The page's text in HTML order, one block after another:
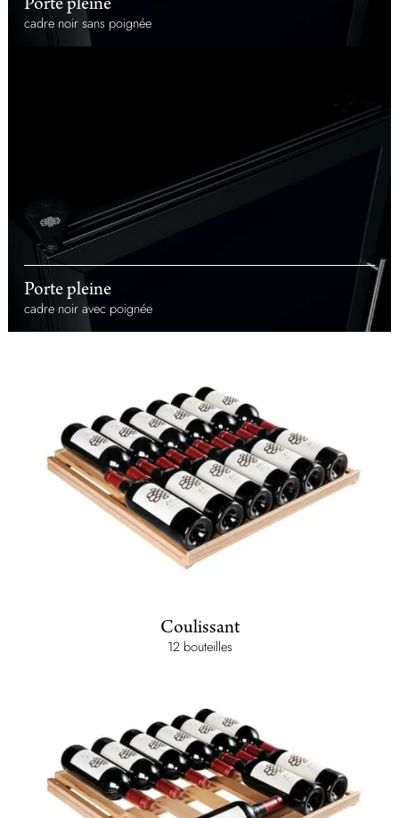
Porte pleine
cadre noir sans poignée
Porte pleine
cadre noir avec poignée
Coulissant
12 bouteilles